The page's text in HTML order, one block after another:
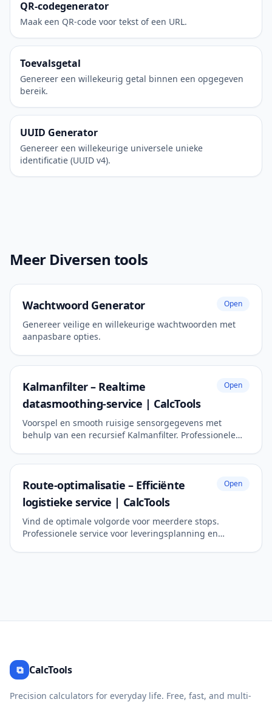
QR-codegenerator
Maak een QR-code voor tekst of een URL.
Toevalsgetal
Genereer een willekeurig getal binnen een opgegeven
bereik.
UUID Generator
Genereer een willekeurige universele unieke
identificatie (UUID v4).
Meer Diversen tools
Wachtwoord Generator Open
Genereer veilige en willekeurige wachtwoorden met
aanpasbare opties.
Kalmanfilter – Realtime
datasmoothing-service | CalcTools
Open
Voorspel en smooth ruisige sensorgegevens met
behulp van een recursief Kalmanfilter. Professionele
Route-optimalisatie – Efficiënte
logistieke service | CalcTools
Open
Vind de optimale volgorde voor meerdere stops.
Professionele service voor leveringsplanning en
⧉ CalcTools
Precision calculators for everyday life. Free, fast, and multi-